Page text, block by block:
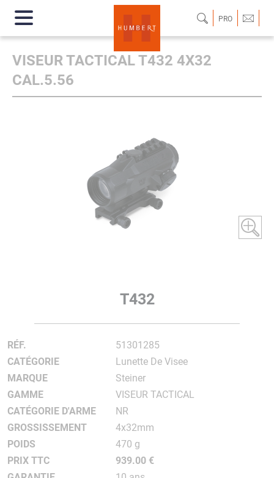
PRO
VISEUR TACTICAL T432 4X32
CAL.5.56
T432
RÉF.
51301285
CATÉGORIE
Lunette De Visee
MARQUE
Steiner
GAMME
VISEUR TACTICAL
CATÉGORIE D'ARME
NR
GROSSISSEMENT
4x32mm
POIDS
470 g
PRIX TTC
939.00 €